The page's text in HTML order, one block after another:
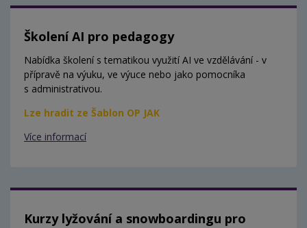
Školení AI pro pedagogy
Nabídka školení s tematikou využití AI ve vzdělávání - v
přípravě na výuku, ve výuce nebo jako pomocníka
s administrativou.
Lze hradit ze Šablon OP JAK
Více informací
Kurzy lyžování a snowboardingu pro